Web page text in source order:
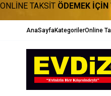
ONLİNE TAKSİT ÖDEMEK
AnaSayfaKategorilerOnline